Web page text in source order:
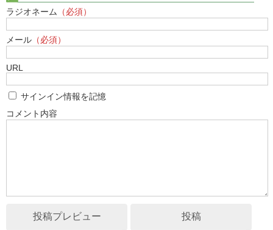
ラジオネーム （必須）
メール （必須）
URL
サインイン情報を記憶
コメント内容
投稿プレビュー 投稿